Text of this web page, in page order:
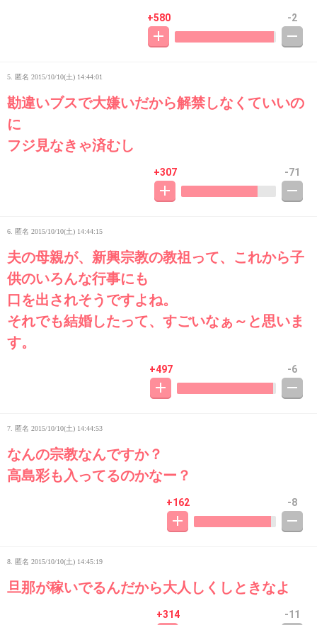
+580 -2
5. 匿名 2015/10/10(土) 14:44:01
勘違いブスで大嫌いだから解禁しなくていいの
に
フジ見なきゃ済むし
+307 -71
6. 匿名 2015/10/10(土) 14:44:15
夫の母親が、新興宗教の教祖って、これから子
供のいろんな行事にも
口を出されそうですよね。
それでも結婚したって、すごいなぁ～と思いま
す。
+497 -6
7. 匿名 2015/10/10(土) 14:44:53
なんの宗教なんですか？
高島彩も入ってるのかなー？
+162 -8
8. 匿名 2015/10/10(土) 14:45:19
旦那が稼いでるんだから大人しくしときなよ
+314 -11